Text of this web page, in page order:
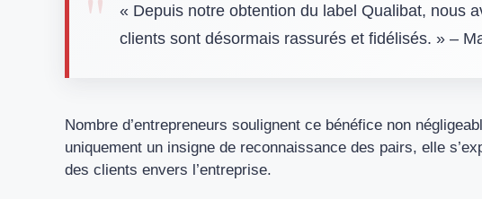
« Depuis notre obtention du label Qualibat, nous
clients sont désormais rassurés et fidélisés. » –
Nombre d’entrepreneurs soulignent ce bénéfice non
uniquement un insigne de reconnaissance des pairs, elle
des clients envers l’entreprise.